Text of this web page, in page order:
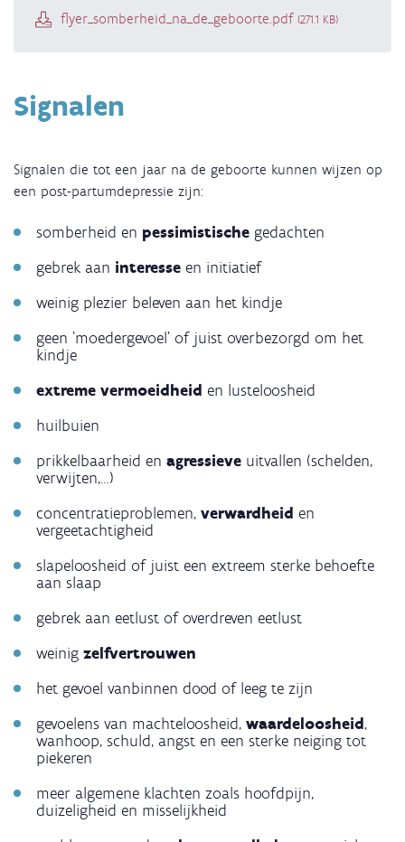
Document
flyer_somberheid_na_de_geboorte.pdf (271.1 KB)
Signalen
Signalen die tot een jaar na de geboorte kunnen wijzen op
een post-partumdepressie zijn:
somberheid en pessimistische gedachten
gebrek aan interesse en initiatief
weinig plezier beleven aan het kindje
geen 'moedergevoel' of juist overbezorgd om het
kindje
extreme vermoeidheid en lusteloosheid
huilbuien
prikkelbaarheid en agressieve uitvallen (schelden,
verwijten,…)
concentratieproblemen, verwardheid en
vergeetachtigheid
slapeloosheid of juist een extreem sterke behoefte
aan slaap
gebrek aan eetlust of overdreven eetlust
weinig zelfvertrouwen
het gevoel vanbinnen dood of leeg te zijn
gevoelens van machteloosheid, waardeloosheid,
wanhoop, schuld, angst en een sterke neiging tot
piekeren
meer algemene klachten zoals hoofdpijn,
duizeligheid en misselijkheid